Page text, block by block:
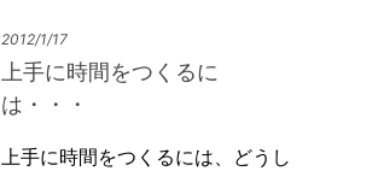
2012/1/17
上手に時間をつくるに
は・・・
上手に時間をつくるには、どうし